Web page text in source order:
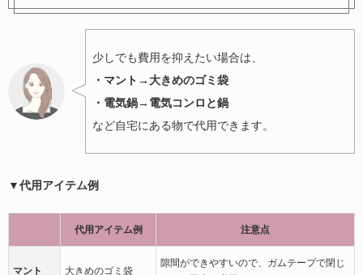
少しでも費用を抑えたい場合は、
・マント→大きめのゴミ袋
・電気鍋→電気コンロと鍋
など自宅にある物で代用できます。
▼代用アイテム例
代用アイテム例 注意点
マント 大きめのゴミ袋
隙間ができやすいので、ガムテープで閉じ